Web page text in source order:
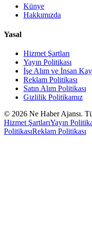
Künye
Hakkımızda
Yasal
Hizmet Şartları
Yayın Politikası
İşe Alım ve İnsan
Reklam Politikası
Satın Alım Politikası
Gizlilik Politikamız
© 2026 Ne Haber Ajansı.
Hizmet ŞartlarıYayın
PolitikasıReklam Politikası